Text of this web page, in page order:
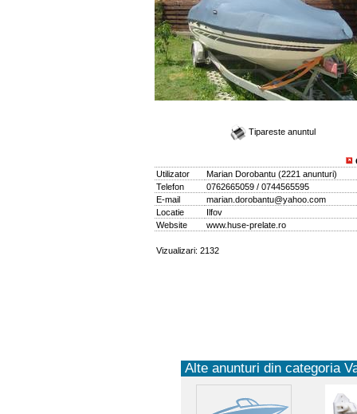
Tipareste anuntul
Utilizator
Marian Dorobantu (2221 anunturi)
Telefon
0762665059 / 0744565595
E-mail
marian.dorobantu@yahoo.com
Locatie
Ilfov
Website
www.huse-prelate.ro
Vizualizari: 2132
Alte anunturi din categoria